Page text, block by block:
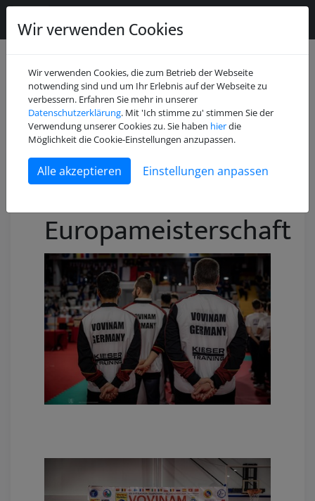
2024 - EVVF
Europameisterschaft
Wir verwenden Cookies
Wir verwenden Cookies, die zum Betrieb der Webseite
notwending sind und um Ihr Erlebnis auf der Webseite zu
verbessern. Erfahren Sie mehr in unserer
Datenschutzerklärung. Mit 'Ich stimme zu' stimmen Sie der
Verwendung unserer Cookies zu. Sie haben hierdie
Möglichkeit die Cookie-Einstellungen anzupassen.
Einstellungen anpassen